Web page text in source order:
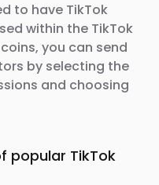
to have TikTok
within the TikTok
you can send
by selecting the
and choosing
popular TikTok